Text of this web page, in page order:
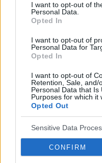
I want to opt-out of
Personal Data.
Opted In
I want to opt-out of
Personal Data for
Opted In
I want to opt-out of
Retention, Sale, and/
Personal Data that Is
Purposes for which it
Opted Out
Sensitive Data
CONFIRM
Suszone śliwki